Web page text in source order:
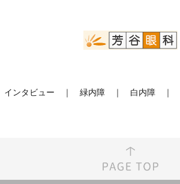
インタビュー 緑内障 白内障